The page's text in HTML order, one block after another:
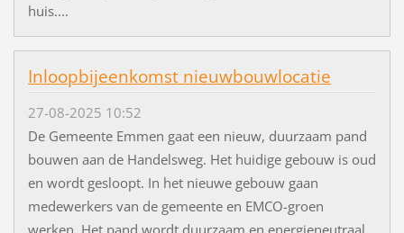
huis....
Inloopbijeenkomst nieuwbouwlocatie
27-08-2025 10:52
De Gemeente Emmen gaat een nieuw, duurzaam pand
bouwen aan de Handelsweg. Het huidige gebouw is oud
en wordt gesloopt. In het nieuwe gebouw gaan
medewerkers van de gemeente en EMCO-groen